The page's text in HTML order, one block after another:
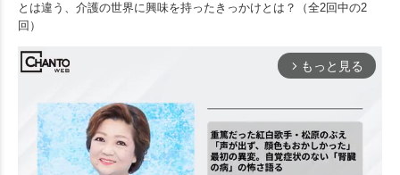
とは違う、介護の世界に興味を持ったきっかけとは？（全2回中の2
回）
arrow_forward_ios もっと見る